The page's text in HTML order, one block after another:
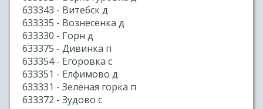
633343 - Витебск д
633335 - Вознесенка д
633330 - Горн д
633375 - Дивинка п
633354 - Егоровка с
633351 - Елфимово д
633331 - Зеленая горка п
633372 - Зудово с